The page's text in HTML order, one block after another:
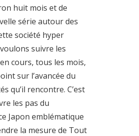
huit mois et de
série autour des
société hyper
suivre les
cours, tous les mois,
sur l’avancée du
qu’il rencontre. C’est
les pas du
Japon emblématique
la mesure de Tout